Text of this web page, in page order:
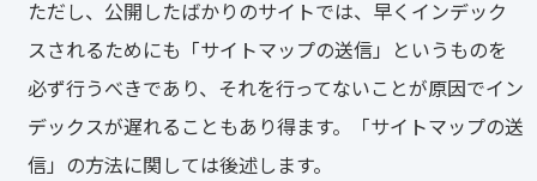
ただし、公開したばかりのサイトでは、早くインデック
スされるためにも「サイトマップの送信」というものを
必ず行うべきであり、それを行ってないことが原因でイン
デックスが遅れることもあり得ます。「サイトマップの送
信」の方法に関しては後述します。